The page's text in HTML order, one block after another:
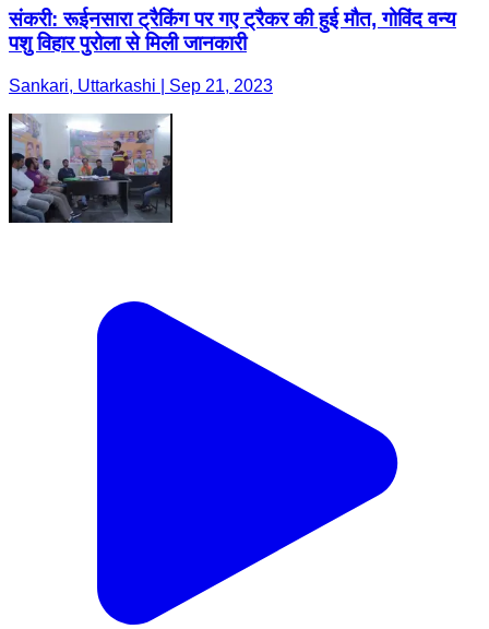
संकरी: रूईनसारा ट्रैकिंग पर गए ट्रैकर की हुई मौत, गोविंद वन्य
पशु विहार पुरोला से मिली जानकारी
Sankari, Uttarkashi | Sep 21, 2023